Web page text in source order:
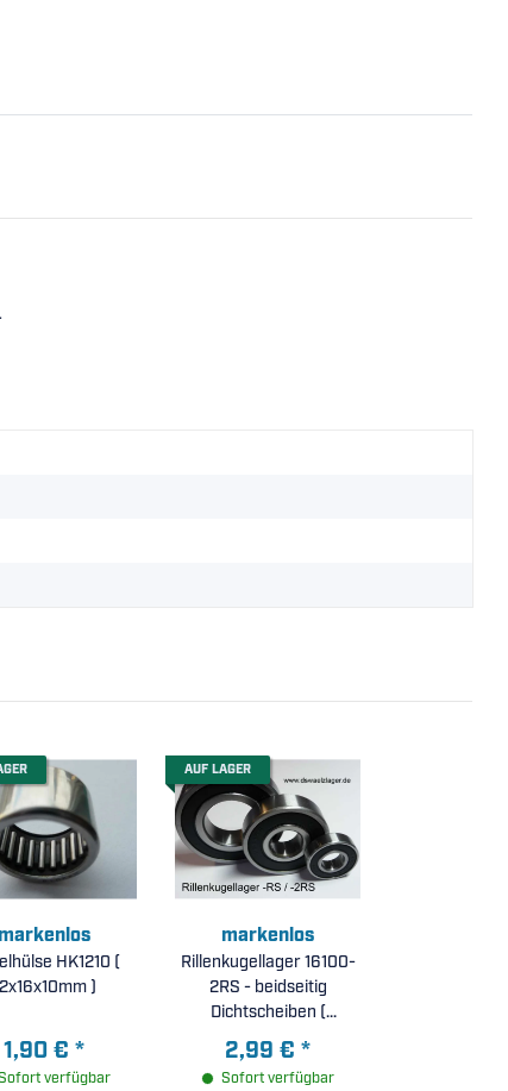
markenlos
HK1210 (
)
1,90 € *
verfügbar
AUF LAGER
markenlos
Rillenkugellager 16100-
2RS - beidseitig
Dichtscheiben (
10x28x8mm )
2,99 € *
Sofort verfügbar